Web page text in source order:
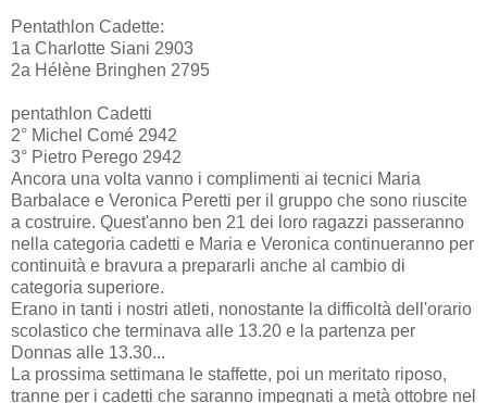
Pentathlon Cadette:
1a Charlotte Siani 2903
2a Hélène Bringhen 2795
pentathlon Cadetti
2° Michel Comé 2942
3° Pietro Perego 2942
Ancora una volta vanno i complimenti ai tecnici Maria
Barbalace e Veronica Peretti per il gruppo che sono riuscite
a costruire. Quest'anno ben 21 dei loro ragazzi passeranno
nella categoria cadetti e Maria e Veronica continueranno per
continuità e bravura a prepararli anche al cambio di
categoria superiore.
Erano in tanti i nostri atleti, nonostante la difficoltà dell'orario
scolastico che terminava alle 13.20 e la partenza per
Donnas alle 13.30...
La prossima settimana le staffette, poi un meritato riposo,
tranne per i cadetti che saranno impegnati a metà ottobre nel